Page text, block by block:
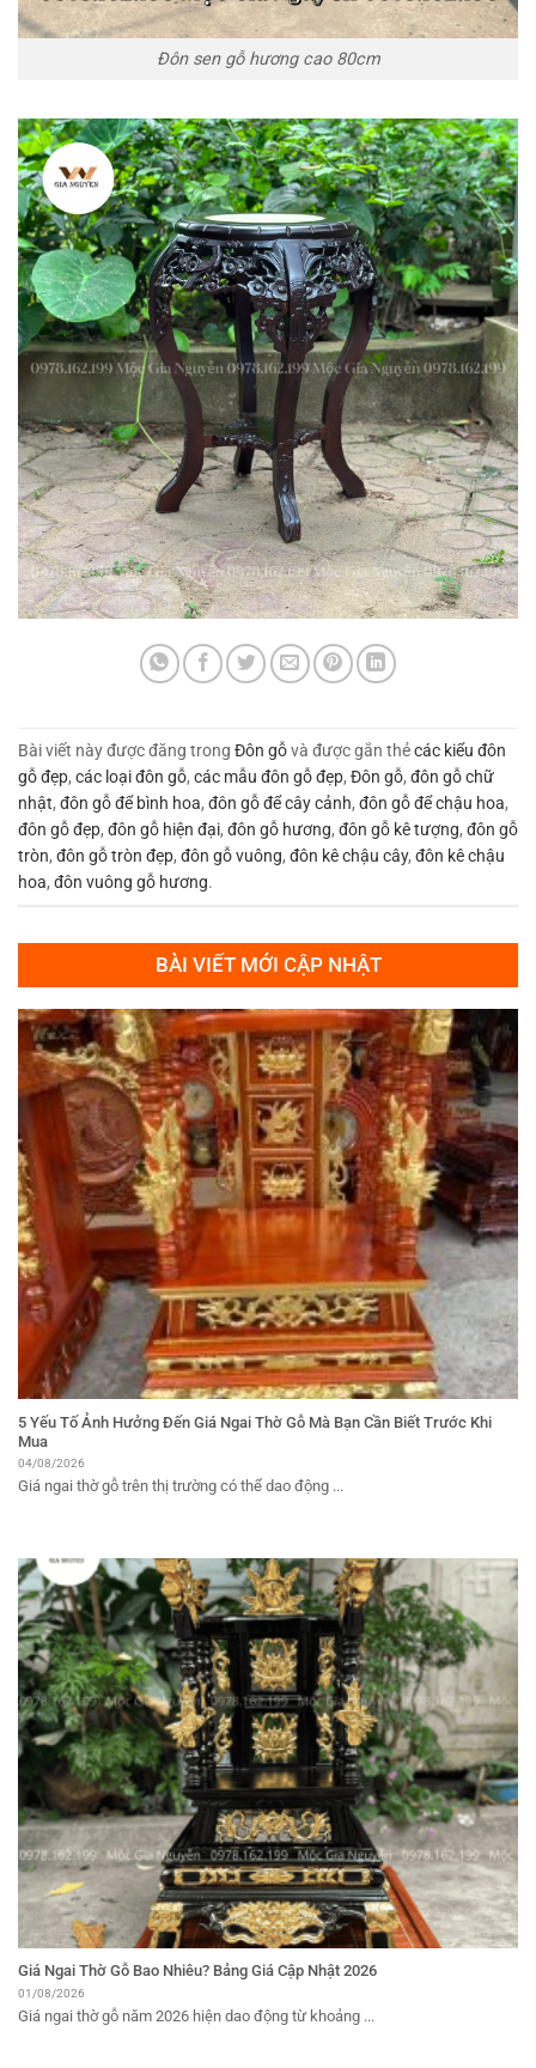
Đôn sen gỗ hương cao 80cm
Bài viết này được đăng trong Đôn gỗvà được gắn thẻcác kiểu đôn
gỗ đẹp, các loại đôn gỗ, các mẫu đôn gỗ đẹp, Đôn gỗ, đôn gỗ chữ
nhật, đôn gỗ để bình hoa, đôn gỗ để cây cảnh, đôn gỗ để chậu hoa,
đôn gỗ đẹp, đôn gỗ hiện đại, đôn gỗ hương, đôn gỗ kê tượng, đôn gỗ
tròn, đôn gỗ tròn đẹp, đôn gỗ vuông, đôn kê chậu cây, đôn kê chậu
hoa, đôn vuông gỗ hương.
BÀI VIẾT MỚI CẬP NHẬT
5 Yếu Tố Ảnh Hưởng Đến Giá Ngai Thờ Gỗ Mà Bạn Cần Biết Trước Khi
Mua
04/08/2026
Giá ngai thờ gỗ trên thị trường có thể dao động ...
Giá Ngai Thờ Gỗ Bao Nhiêu? Bảng Giá Cập Nhật 2026
01/08/2026
Giá ngai thờ gỗ năm 2026 hiện dao động từ khoảng ...